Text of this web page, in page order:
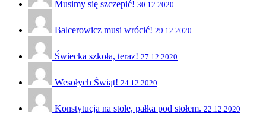
Musimy się szczepić! 30.12.2020
Balcerowicz musi wrócić! 29.12.2020
Świecka szkoła, teraz! 27.12.2020
Wesołych Świąt! 24.12.2020
Konstytucja na stole, pałka pod stołem. 22.12.2020